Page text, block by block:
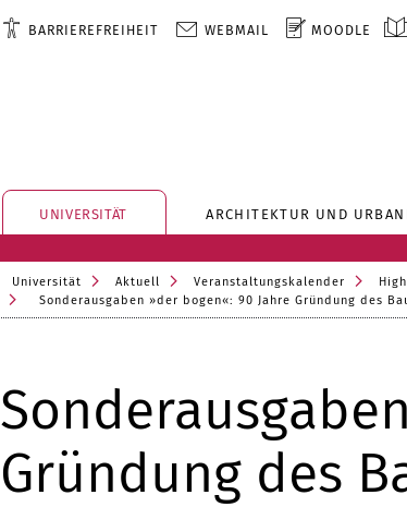
BARRIEREFREIHEIT WEBMAIL MOODLE
UNIVERSITÄT ARCHITEKTUR UND
Universität Aktuell Veranstaltungskalender
Sonderausgaben »der bogen«: 90 Jahre Gründung des
Gründung des